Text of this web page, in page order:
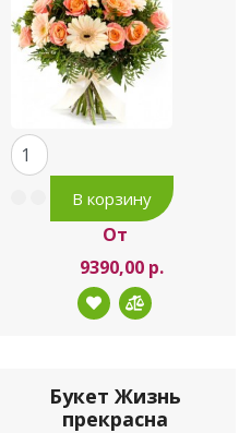
От
9390,00 р.
Букет Жизнь
прекрасна